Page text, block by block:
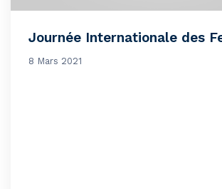
Journée Internationale des
8 Mars 2021